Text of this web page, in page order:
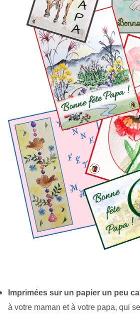
Imprimées sur un papier un peu
à votre maman et à votre papa, qui